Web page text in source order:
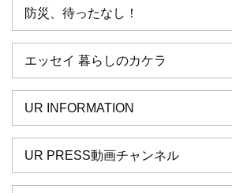
防災、待ったなし！
エッセイ 暮らしのカケラ
UR INFORMATION
UR PRESS動画チャンネル